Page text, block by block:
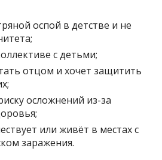
оспой в детстве и не
с детьми;
отцом и хочет защитить
осложнений из-за
или живёт в местах с
заражения.